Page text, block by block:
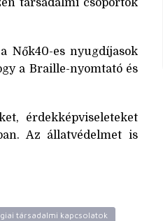
társadalmi csoportok
Nők40-es nyugdíjasok
a Braille-nyomtató és
érdekképviseleteket
Az állatvédelmet is
társadalmi kapcsolatok